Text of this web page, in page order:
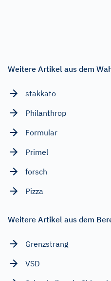
Weitere Artikel aus dem
stakkato
Philanthrop
Formular
Primel
forsch
Pizza
Weitere Artikel aus dem
Grenzstrang
VSD